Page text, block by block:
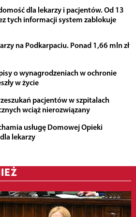
dla lekarzy i pacjentów. Od 13
tych informacji system zablokuje
na Podkarpaciu. Ponad 1,66 mln zł
o wynagrodzeniach w ochronie
w życie
pacjentów w szpitalach
wciąż nierozwiązany
usługę Domowej Opieki
lekarzy